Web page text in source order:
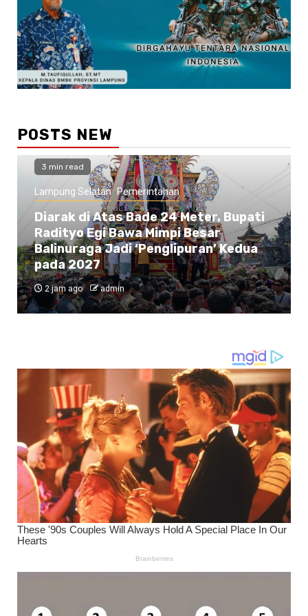
POSTS NEW
3 min read
Lampung Selatan Pemerintahan
Diarak di Atas Bade 24 Meter, Bupati
Radityo Egi Bawa Mimpi Besar
Balinuraga Jadi ‘Penglipuran’ Kedua
pada 2027
2 jam ago admin